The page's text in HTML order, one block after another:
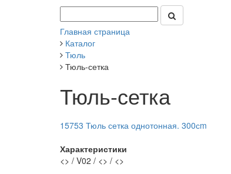
Главная страница
Каталог
Тюль
Тюль-сетка
Тюль-сетка
15753 Тюль сетка однотонная. 300сm
Характеристики
<> / V02 / <> / <>